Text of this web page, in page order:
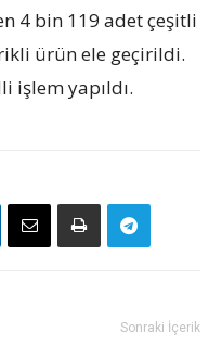
4 bin 119 adet çeşitli
ürün ele geçirildi.
işlem yapıldı.
Sonraki İçerik